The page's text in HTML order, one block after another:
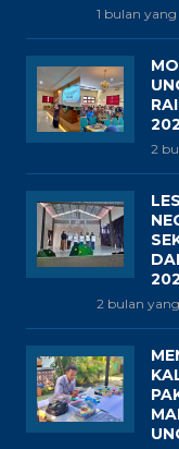
1 bulan
2
2 bulan